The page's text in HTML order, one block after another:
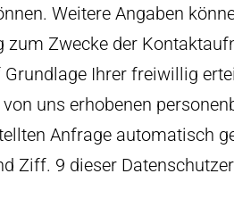
Weitere Angaben
zum Zwecke der
Grundlage Ihrer freiwillig
uns erhobenen
Anfrage automatisch
Ziff. 9 dieser